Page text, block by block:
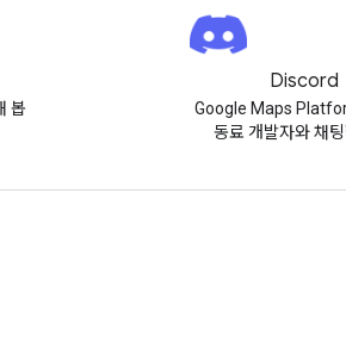
봅
Discord
Google Maps
동료 개발자와 채팅